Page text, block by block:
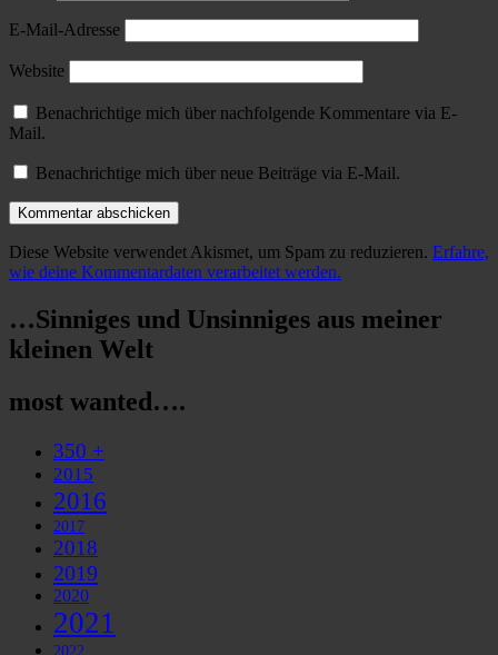
E-Mail-Adresse
Website
Benachrichtige mich über nachfolgende Kommentare via E-
Mail.
Benachrichtige mich über neue Beiträge via E-Mail.
Diese Website verwendet Akismet, um Spam zu reduzieren. Erfahre,
wie deine Kommentardaten verarbeitet werden.
…Sinniges und Unsinniges aus meiner
kleinen Welt
most wanted….
350 +
2015
2016
2017
2018
2019
2020
2021
2022